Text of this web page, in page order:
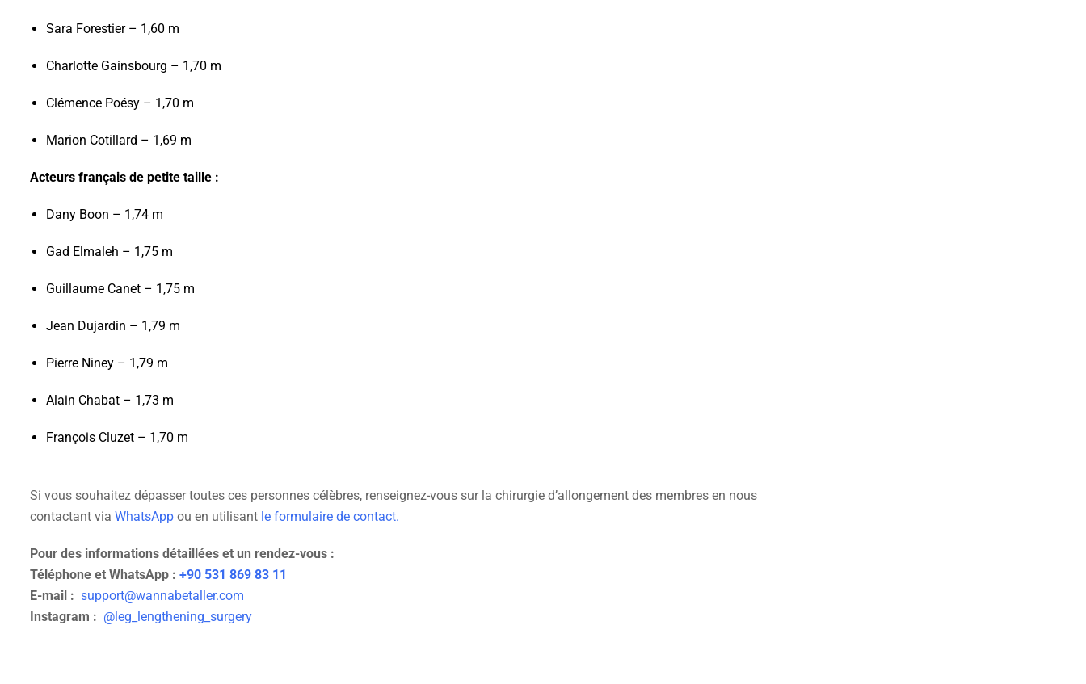
Sara Forestier – 1,60 m
Charlotte Gainsbourg – 1,70 m
Clémence Poésy – 1,70 m
Marion Cotillard – 1,69 m
Acteurs français de petite taille :
Dany Boon – 1,74 m
Gad Elmaleh – 1,75 m
Guillaume Canet – 1,75 m
Jean Dujardin – 1,79 m
Pierre Niney – 1,79 m
Alain Chabat – 1,73 m
François Cluzet – 1,70 m
Si vous souhaitez dépasser toutes ces personnes célèbres, renseignez-vous sur la chirurgie d’allongement des membres en nous
contactant via WhatsApp ou en utilisant le formulaire de contact.
Pour des informations détaillées et un rendez-vous :
Téléphone et WhatsApp : +90 531 869 83 11
E-mail : support@wannabetaller.com
Instagram : @leg_lengthening_surgery